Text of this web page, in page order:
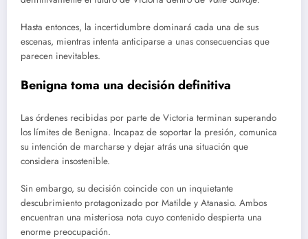
Hasta entonces, la incertidumbre dominará cada una de sus
escenas, mientras intenta anticiparse a unas consecuencias que
parecen inevitables.
Benigna toma una decisión definitiva
Las órdenes recibidas por parte de Victoria terminan superando
los límites de Benigna. Incapaz de soportar la presión, comunica
su intención de marcharse y dejar atrás una situación que
considera insostenible.
Sin embargo, su decisión coincide con un inquietante
descubrimiento protagonizado por Matilde y Atanasio. Ambos
encuentran una misteriosa nota cuyo contenido despierta una
enorme preocupación.